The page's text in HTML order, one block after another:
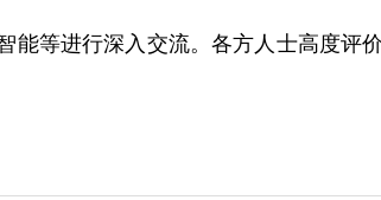
能等进行深入交流。各方人士高度评